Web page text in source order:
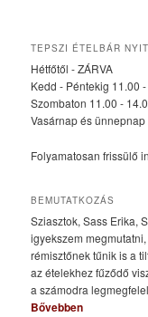
TEPSZI ÉTELBÁR
Hétfőtől - ZÁRVA
Kedd - Péntekig 11.00
Szombaton 11.00 -
Vasárnap és ünnepnap
Folyamatosan frissülő
BEMUTATKOZÁS
Sziasztok, Sass Erika,
igyekszem
rémisztőnek tűnik is a
az ételekhez fűződő
a számodra
Bővebben